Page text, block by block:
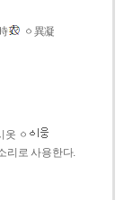
ㆁ異凝
옷 ㆁ
리로 사용한다.